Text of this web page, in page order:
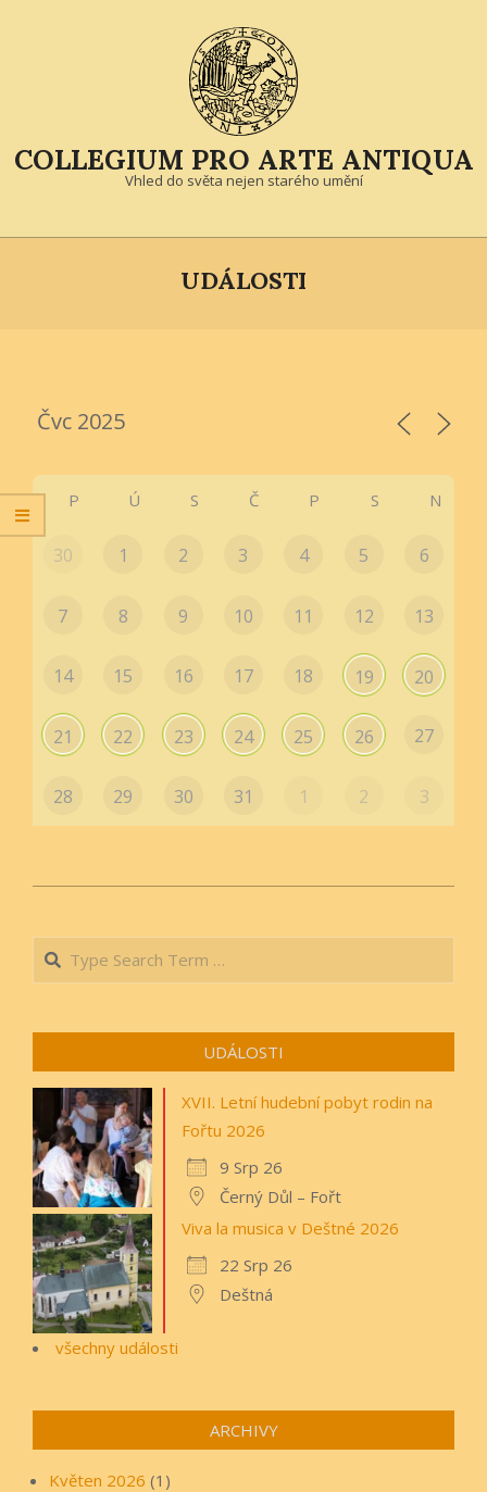
COLLEGIUM PRO ARTE ANTIQUA
Vhled do světa nejen starého umění
Primary
UDÁLOSTI
P Ú S Č P S N
30 1 2 3 4 5 6
7 8 9 10 11 12 13
14 15 16 17 18 19 20
21 22 23 24 25 26 27
28 29 30 31 1 2 3
24
Search
UDÁLOSTI
XVII. Letní hudební pobyt rodin na
Fořtu 2026
9 Srp 26
Černý Důl – Fořt
Viva la musica v Deštné 2026
22 Srp 26
Deštná
všechny události
ARCHIVY
Květen 2026 (1)